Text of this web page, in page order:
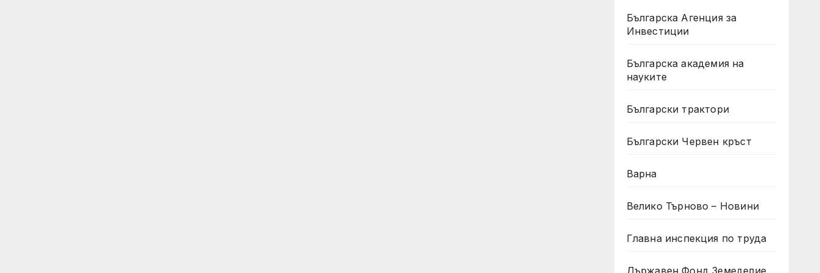
Българска Агенция за
Инвестиции
Българска академия на
науките
Български трактори
Български Червен кръст
Варна
Велико Търново – Новини
Главна инспекция по труда
Държавен Фонд Земеделие